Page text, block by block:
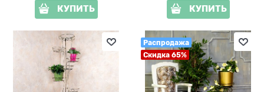
КУПИТЬ КУПИТЬ
Распродажа
Скидка 65%